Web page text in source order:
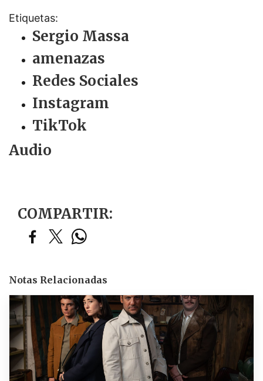
Etiquetas:
Sergio Massa
amenazas
Redes Sociales
Instagram
TikTok
Audio
COMPARTIR:
Notas Relacionadas